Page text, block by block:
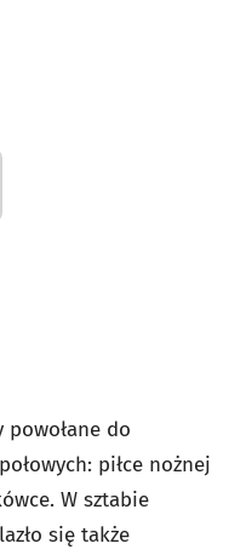
powołane do
piłce nożnej
W sztabie
się także